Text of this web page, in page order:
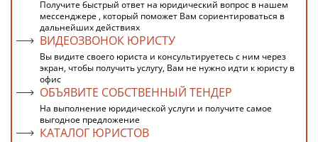
Получите быстрый ответ на юридический вопрос в нашем
мессенджере , который поможет Вам сориентироваться в
дальнейших действиях
ВИДЕОЗВОНОК ЮРИСТУ
Вы видите своего юриста и консультируетесь с ним через
экран, чтобы получить услугу, Вам не нужно идти к юристу в
офис
ОБЪЯВИТЕ СОБСТВЕННЫЙ ТЕНДЕР
На выполнение юридической услуги и получите самое
выгодное предложение
КАТАЛОГ ЮРИСТОВ